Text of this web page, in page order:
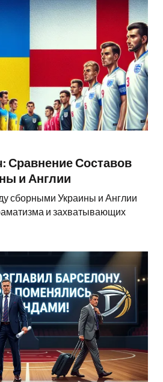
Сравнение Составов
и Англии
сборными Украины и Англии
и захватывающих